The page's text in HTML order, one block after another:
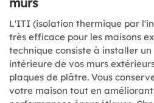
L'ITI (isolation thermique par
très efficace pour les maisons
technique consiste à installer
intérieure de vos murs
plaques de plâtre. Vous
votre maison tout en